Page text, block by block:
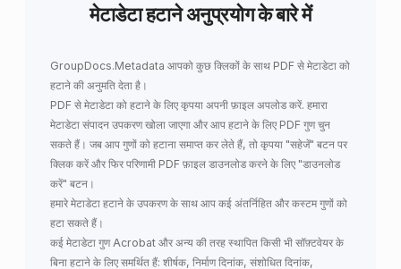
मेटाडेटा हटाने अनुप्रयोग के बारे में
GroupDocs.Metadata आपको कुछ क्लिकों के साथ PDF से मेटाडेटा को
हटाने की अनुमति देता है।
PDF से मेटाडेटा को हटाने के लिए कृपया अपनी फ़ाइल अपलोड करें. हमारा
मेटाडेटा संपादन उपकरण खोला जाएगा और आप हटाने के लिए PDF गुण चुन
सकते हैं। जब आप गुणों को हटाना समाप्त कर लेते हैं, तो कृपया "सहेजें" बटन पर
क्लिक करें और फिर परिणामी PDF फ़ाइल डाउनलोड करने के लिए "डाउनलोड
करें" बटन।
हमारे मेटाडेटा हटाने के उपकरण के साथ आप कई अंतर्निहित और कस्टम गुणों को
हटा सकते हैं।
कई मेटाडेटा गुण Acrobat और अन्य की तरह स्थापित किसी भी सॉफ़्टवेयर के
बिना हटाने के लिए समर्थित हैं: शीर्षक, निर्माण दिनांक, संशोधित दिनांक,